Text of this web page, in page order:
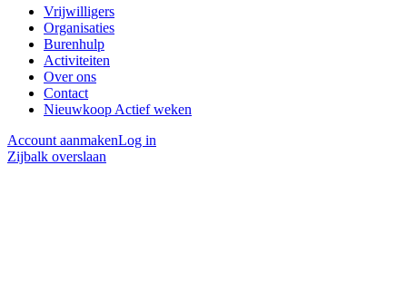
Vrijwilligers
Organisaties
Burenhulp
Activiteiten
Over ons
Contact
Nieuwkoop Actief weken
Account aanmakenLog in
Zijbalk overslaan